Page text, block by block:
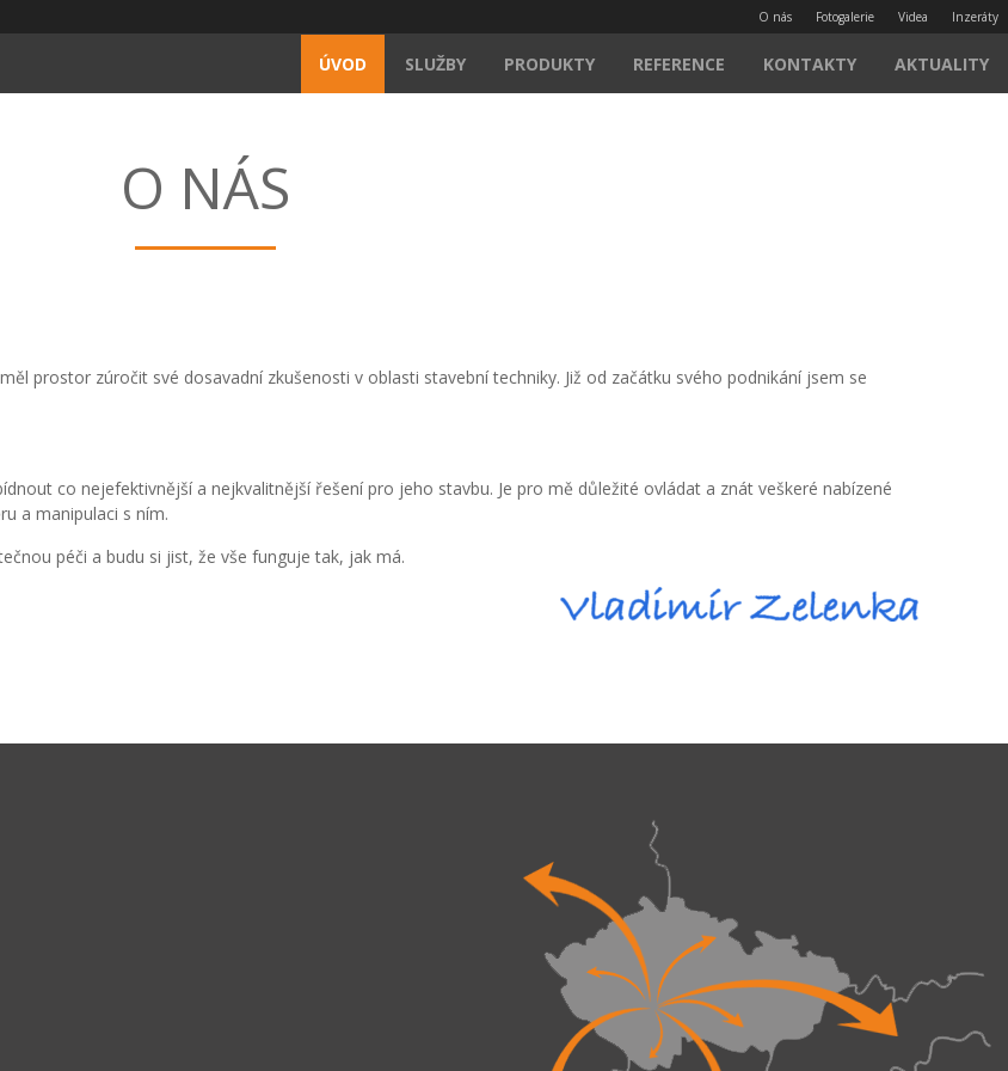
O nás Fotogalerie Videa Inzeráty
ÚVOD SLUŽBY PRODUKTY REFERENCE KONTAKTY AKTUALITY
O NÁS
prostor zúročit své dosavadní zkušenosti v oblasti stavební techniky. Již od začátku svého podnikání jsem se
co nejefektivnější a nejkvalitnější řešení pro jeho stavbu. Je pro mě důležité ovládat a znát veškeré nabízené
a manipulaci s ním.
péči a budu si jist, že vše funguje tak, jak má.